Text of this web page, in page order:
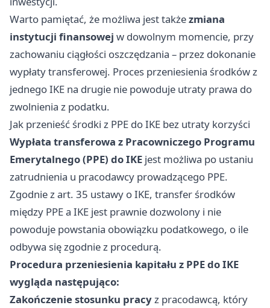
Warto pamiętać, że możliwa jest takżezmiana
instytucji finansowej w dowolnym momencie, przy
zachowaniu ciągłości oszczędzania – przez dokonanie
wypłaty transferowej. Proces przeniesienia środków z
jednego IKE na drugie nie powoduje utraty prawa do
zwolnienia z podatku.
Jak przenieść środki z PPE do IKE bez utraty korzyści
Wypłata transferowa z Pracowniczego Programu
Emerytalnego (PPE) do IKE jest możliwa po ustaniu
zatrudnienia u pracodawcy prowadzącego PPE.
Zgodnie z art. 35 ustawy o IKE, transfer środków
między PPE a IKE jest prawnie dozwolony i nie
powoduje powstania obowiązku podatkowego, o ile
odbywa się zgodnie z procedurą.
Procedura przeniesienia kapitału z PPE do IKE
wygląda następująco:
Zakończenie stosunku pracyz pracodawcą, który